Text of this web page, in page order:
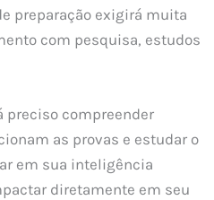
preparação exigirá muita
com pesquisa, estudos
preciso compreender
as provas e estudar o
em sua inteligência
diretamente em seu